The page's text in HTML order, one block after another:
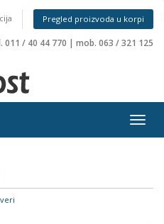
Pregled proizvoda u korpi
011 / 40 44 770 | mob. 063 / 321 125